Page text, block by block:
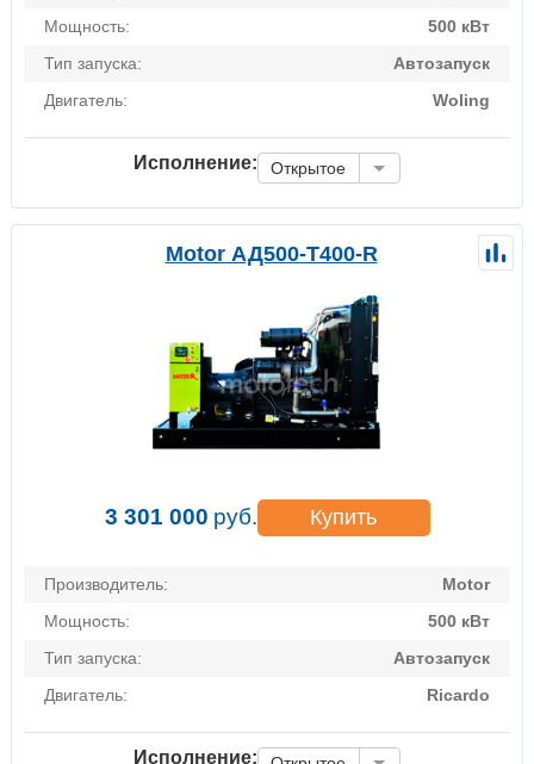
Мощность:
500 кВт
Тип запуска:
Автозапуск
Двигатель:
Woling
Исполнение: Открытое
Motor АД500-Т400-R
3 301 000 руб. Купить
Производитель:
Motor
Мощность:
500 кВт
Тип запуска:
Автозапуск
Двигатель:
Ricardo
Исполнение: